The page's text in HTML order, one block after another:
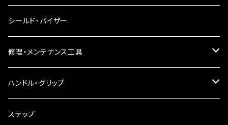
電球型ウインカー
バードゲージウインカー
ウインカークランプ
ヘッドライト
フォグランプ
配線・リレー
シールド・バイザー
修理・メンテナンス工具
インテークマニホールド
電装・配線・キボシ等
ハンドル・グリップ
グリップ
ステップ